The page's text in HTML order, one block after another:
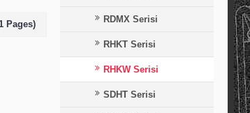
RDMX Serisi
RHKT Serisi
RHKW Serisi
SDHT Serisi
Pages)